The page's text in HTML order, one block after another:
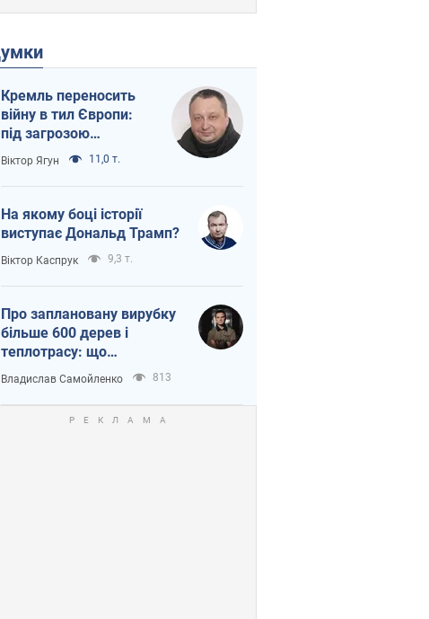
Думки
Кремль переносить
війну в тил Європи:
під загрозою
критична логістика
Віктор Ягун 11,0 т.
На якому боці історії
виступає Дональд Трамп?
Віктор Каспрук 9,3 т.
Про заплановану вирубку
більше 600 дерев і
теплотрасу: що
відбувається на Теремках
у Києві
Владислав Самойленко 813